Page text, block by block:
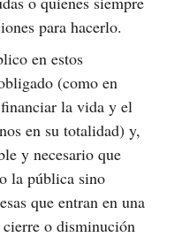
para hacerlo.
en estos
(como en
la vida y el
en su totalidad) y,
y necesario que
la pública sino
que entran en una
cierre o disminución